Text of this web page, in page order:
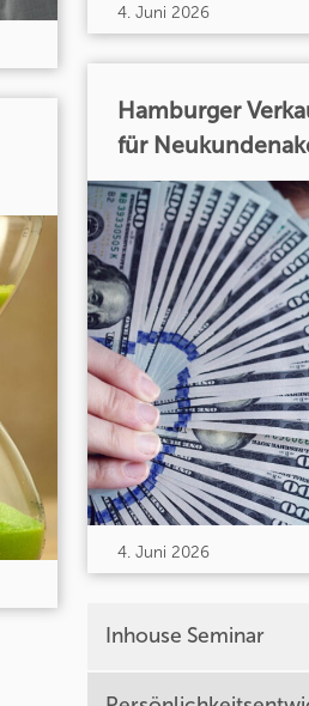
4. Juni 2026
Hamburger
für
4. Juni 2026
Inhouse Seminar